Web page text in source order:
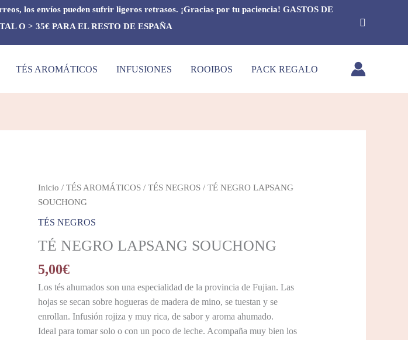
los envíos pueden sufrir ligeros retrasos. ¡Gracias por tu paciencia! GASTOS DE
O > 35€ PARA EL RESTO DE ESPAÑA
Buscar
TÉS AROMÁTICOS INFUSIONES ROOIBOS PACK REGALO
Inicio /TÉS AROMÁTICOS /TÉS NEGROS / TÉ NEGRO LAPSANG
SOUCHONG
TÉS NEGROS
TÉ NEGRO LAPSANG SOUCHONG
5,00€
Los tés ahumados son una especialidad de la provincia de Fujian. Las
hojas se secan sobre hogueras de madera de mino, se tuestan y se
enrollan. Infusión rojiza y muy rica, de sabor y aroma ahumado.
Ideal para tomar solo o con un poco de leche. Acompaña muy bien los
TÉ
NEGRO
LAPSANG
cantidad